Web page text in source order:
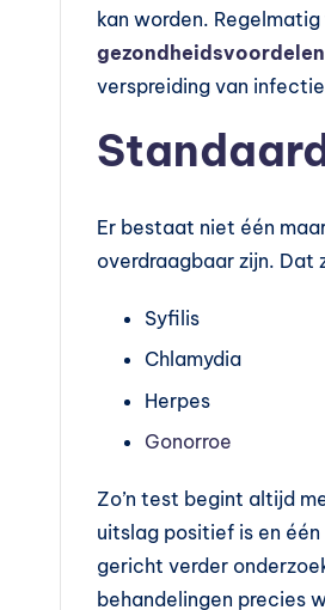
in
kan worden.
gezondheidsvoordelen
verspreiding van
Er bestaat niet één
overdraagbaar zijn. Dat
Syfilis
Chlamydia
Herpes
Gonorroe
Zo’n test begint altijd
uitslag positief is en
gericht verder
behandelingen precies